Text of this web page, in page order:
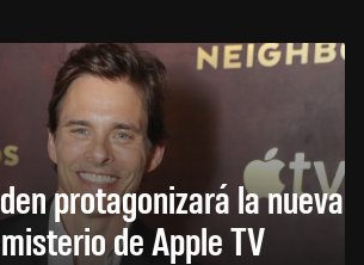
protagonizará la nueva
de Apple TV